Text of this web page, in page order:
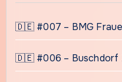
🇩🇪 #007 – BMG
🇩🇪 #006 – Buschdorf